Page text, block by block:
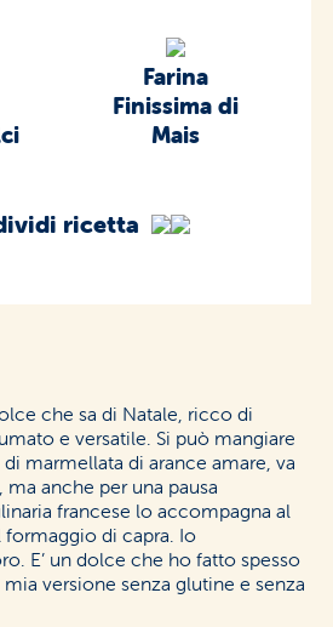
Farina
Finissima di
Mais
ricetta
che sa di Natale, ricco di
e versatile. Si può mangiare
marmellata di arance amare, va
anche per una pausa
francese lo accompagna al
formaggio di capra. Io
E’ un dolce che ho fatto spesso
versione senza glutine e senza